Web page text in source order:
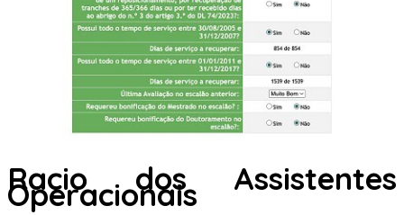
Racio dos Assistentes
Operacionais